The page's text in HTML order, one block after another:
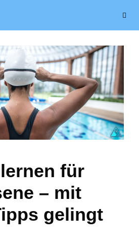
für
– mit
gelingt